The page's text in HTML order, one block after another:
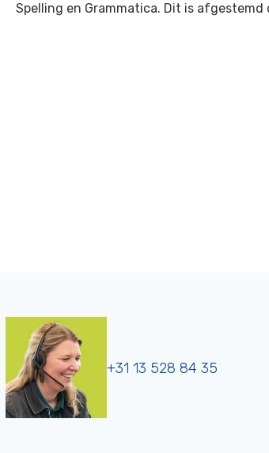
Spelling en Grammatica. Dit is afgestemd
+31 13 528 84 35